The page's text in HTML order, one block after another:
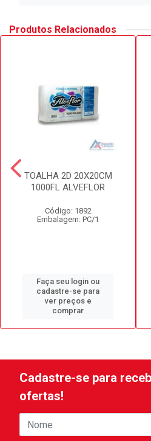
Produtos Relacionados
TOALHA 2D 20X20CM
1000FL ALVEFLOR
Código: 1892
Embalagem: PC/1
Faça seu login ou
cadastre-se para
ver preços e
comprar
Cadastre-se para
ofertas!